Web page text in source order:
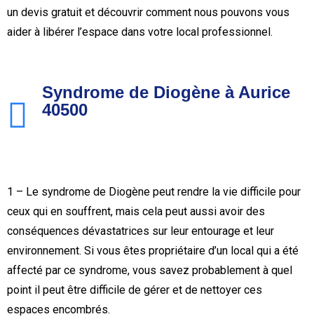
un devis gratuit et découvrir comment nous pouvons vous
aider à libérer l’espace dans votre local professionnel.
Syndrome de Diogène à Aurice
40500
1 – Le syndrome de Diogène peut rendre la vie difficile pour
ceux qui en souffrent, mais cela peut aussi avoir des
conséquences dévastatrices sur leur entourage et leur
environnement. Si vous êtes propriétaire d’un local qui a été
affecté par ce syndrome, vous savez probablement à quel
point il peut être difficile de gérer et de nettoyer ces
espaces encombrés.